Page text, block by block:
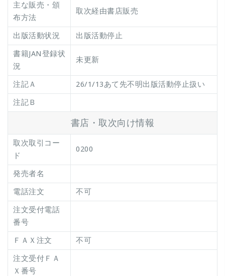
主な販売・頒
布方法
取次経由書店販売
出版活動状況
出版活動停止
書籍JAN登録状
況
未更新
注記Ａ
26/1/13あて先不明出版活動停止扱い
注記Ｂ
書店・取次向け情報
取次取引コー
ド
0200
発売者名
電話注文
不可
注文受付電話
番号
ＦＡＸ注文
不可
注文受付ＦＡ
Ｘ番号